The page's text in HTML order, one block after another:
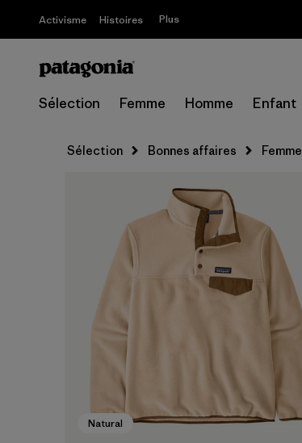
Activisme Histoires Plus
Sélection Femme Homme Enfant
Sélection Bonnes affaires Femme
Natural